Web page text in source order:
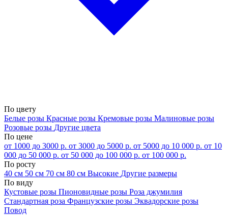
По цвету
Белые розы Красные розы Кремовые розы Малиновые розы
Розовые розы Другие цвета
По цене
от 1000 до 3000 р. от 3000 до 5000 р. от 5000 до 10 000 р. от 10
000 до 50 000 р. от 50 000 до 100 000 р. от 100 000 р.
По росту
40 см 50 см 70 см 80 см Высокие Другие размеры
По виду
Кустовые розы Пионовидные розы Роза джумилия
Стандартная роза Французские розы Эквадорские розы
Повод